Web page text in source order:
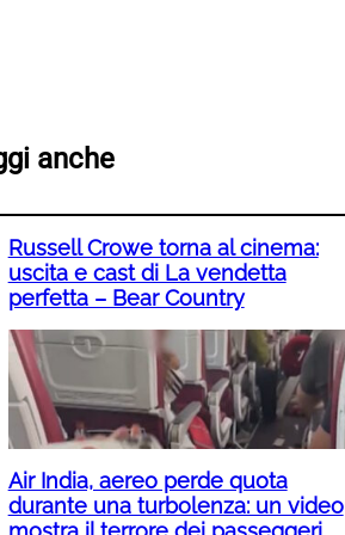
anche
Russell Crowe torna al cinema:
uscita e cast di La vendetta
perfetta – Bear Country
Air India, aereo perde quota
durante una turbolenza: un video